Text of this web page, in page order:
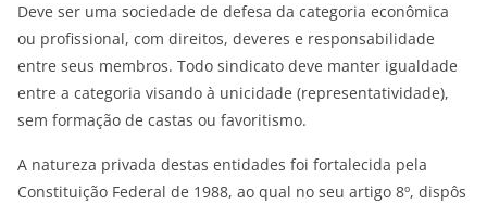
Deve ser uma sociedade de defesa da categoria econômica
ou profissional, com direitos, deveres e responsabilidade
entre seus membros. Todo sindicato deve manter igualdade
entre a categoria visando à unicidade (representatividade),
sem formação de castas ou favoritismo.
A natureza privada destas entidades foi fortalecida pela
Constituição Federal de 1988, ao qual no seu artigo 8º, dispôs